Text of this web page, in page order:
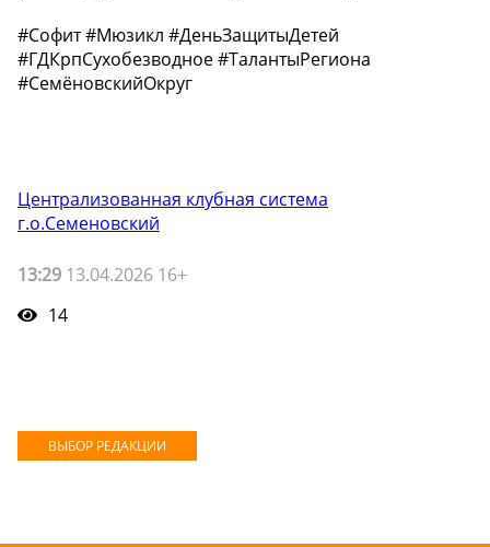
#Софит #Мюзикл #ДеньЗащитыДетей
#ГДКрпСухобезводное #ТалантыРегиона
#СемёновскийОкруг
Централизованная клубная система
г.о.Семеновский
13:29 13.04.2026 16+
14
ВЫБОР РЕДАКЦИИ